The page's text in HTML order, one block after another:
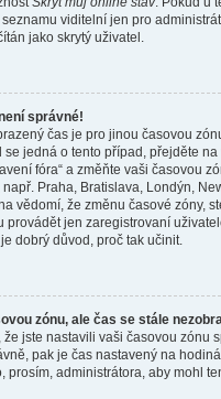
seznamu viditelní jen pro
jako skrytý uživatel.
správné!
čas je pro jinou časovou
jedná o tento případ, přejděte na
fóra“ a změňte vaši časovou
Praha, Bratislava, Londýn,
vědomí, že změnu časové zóny,
provádět jen zaregistrovaní
dobrý důvod, proč tak učinit.
zónu, ale čas se stále
že jste nastavili vaši časovou zónu
pak je čas nastavený na
prosím, administrátora, aby mohl